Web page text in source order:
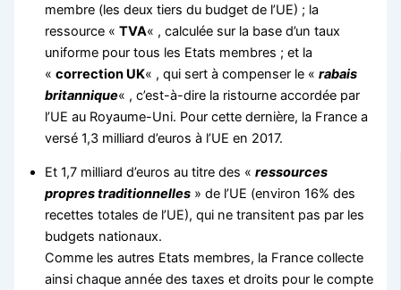
membre (les deux tiers du budget de l’UE) ; la
ressource «TVA« , calculée sur la base d’un taux
uniforme pour tous les Etats membres ; et la
«correction UK« , qui sert à compenser le «rabais
britannique« , c’est-à-dire la ristourne accordée par
l’UE au Royaume-Uni. Pour cette dernière, la France a
versé 1,3 milliard d’euros à l’UE en 2017.
Et 1,7 milliard d’euros au titre des «ressources
propres traditionnelles » de l’UE (environ 16% des
recettes totales de l’UE), qui ne transitent pas par les
budgets nationaux.
Comme les autres Etats membres, la France collecte
ainsi chaque année des taxes et droits pour le compte